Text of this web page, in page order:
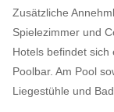
Zusätzliche
Spielezimmer und
Hotels befindet sich
Poolbar. Am Pool
Liegestühle und